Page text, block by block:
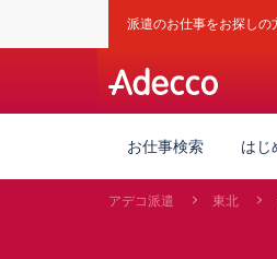
派遣のお仕事をお探しの
お仕事検索 はじ
アデコ派遣 東北